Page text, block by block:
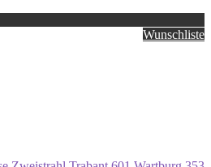
Wunschliste